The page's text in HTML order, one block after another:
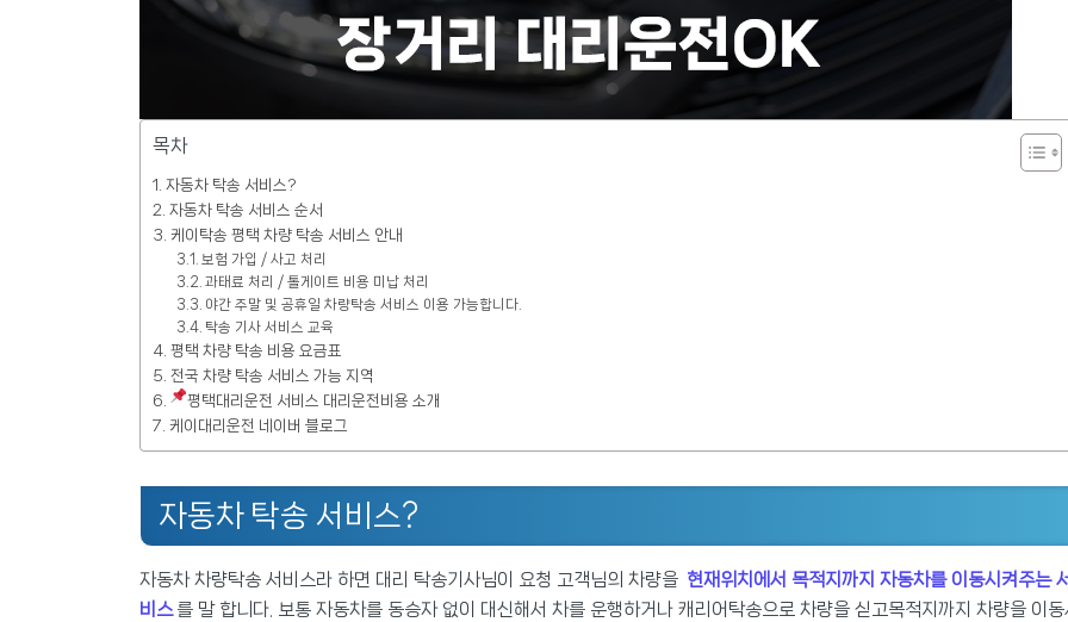
목차
자동차 탁송 서비스?
자동차 탁송 서비스 순서
케이탁송 평택 차량 탁송 서비스 안내
보험 가입 / 사고 처리
과태료 처리 / 톨게이트 비용 미납 처리
야간 주말 및 공휴일 차량탁송 서비스 이용 가능합니다.
탁송 기사 서비스 교육
평택 차량 탁송 비용 요금표
전국 차량 탁송 서비스 가능 지역
평택대리운전 서비스 대리운전비용 소개
케이대리운전 네이버 블로그
자동차 탁송 서비스?
자동차 차량탁송 서비스라 하면 대리 탁송기사님이 요청 고객님의 차량을 현재위치에서 목적지까지 자동차를 이동시켜주는
비스 를 말 합니다. 보통 자동차를 동승자 없이 대신해서 차를 운행하거나 캐리어탁송으로 차량을 싣고목적지까지 차량을 이동